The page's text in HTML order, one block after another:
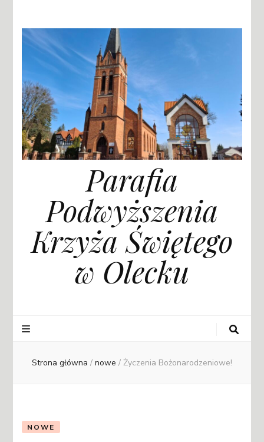
Parafia
Podwyższenia
Krzyża Świętego
w Olecku
Strona główna / nowe / Życzenia Bożonarodzeniowe!
NOWE